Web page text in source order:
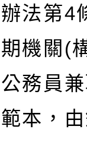
法第4
機關(
務員
本，